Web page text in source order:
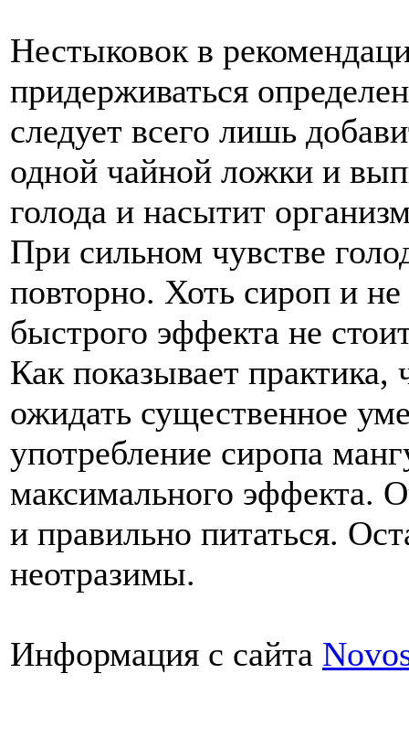
Нестыковок в
придерживаться
следует всего лишь
одной чайной ложки и
голода и насытит
При сильном чувстве
повторно. Хоть сироп и
быстрого эффекта не
Как показывает практика,
ожидать существенное
употребление сиропа
максимального эффекта.
и правильно питаться.
неотразимы.
Информация с сайта